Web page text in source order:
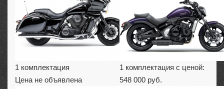
1 комплектация
Цена не объявлена
1 комплектация с ценой:
548 000 руб.